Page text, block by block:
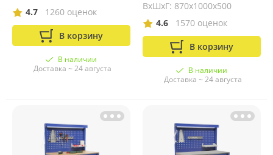
4.7
1260 оценок
В корзину
В наличии
Доставка ~ 24 августа
ВхШхГ: 870х1000х500
4.6
1570 оценок
В корзину
В наличии
Доставка ~ 24 августа